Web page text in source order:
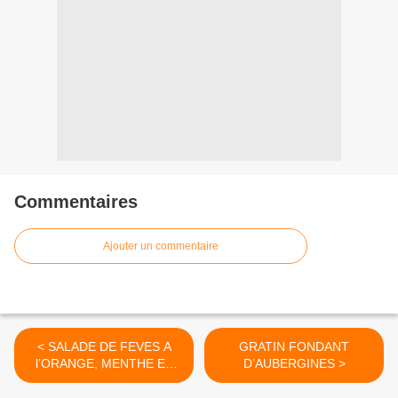
Commentaires
Ajouter un commentaire
< SALADE DE FEVES A
l’ORANGE, MENTHE ET
BASILIC
GRATIN FONDANT
D’AUBERGINES >